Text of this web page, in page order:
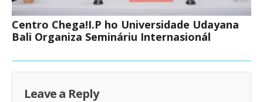
Centro Chega!I.P ho Universidade Udayana
Bali Organiza Semináriu Internasionál
Leave a Reply